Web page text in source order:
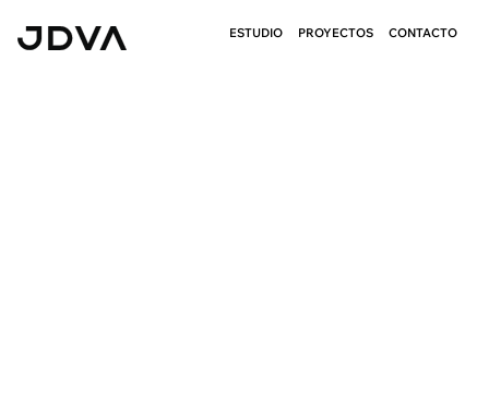
ESTUDIO PROYECTOS CONTACTO